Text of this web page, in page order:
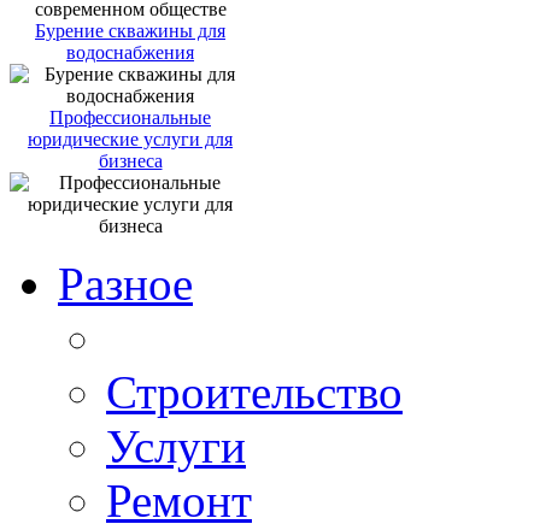
Бурение скважины для
водоснабжения
Профессиональные
юридические услуги для
бизнеса
Разное
Строительство
Услуги
Ремонт